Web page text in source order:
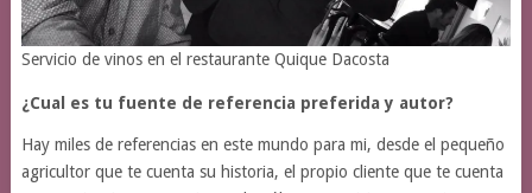
Servicio de vinos en el restaurante Quique Dacosta
¿Cual es tu fuente de referencia preferida y autor?
Hay miles de referencias en este mundo para mi, desde el pequeño
agricultor que te cuenta su historia, el propio cliente que te cuenta